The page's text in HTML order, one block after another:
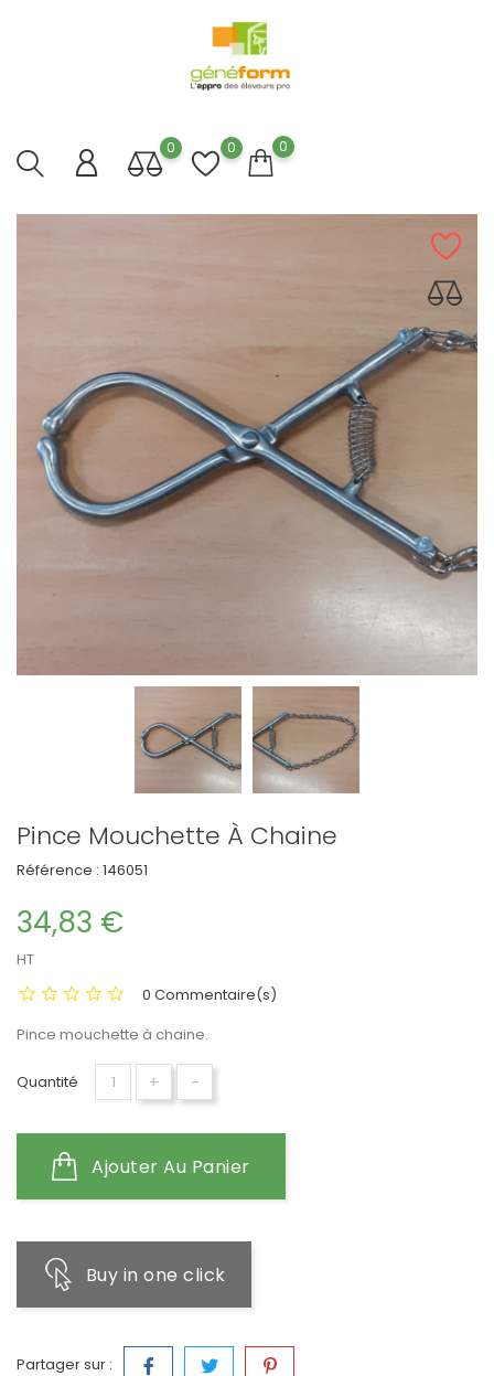
0 0 0
Pince Mouchette À Chaine
Référence : 146051
34,83 €
HT
0 Commentaire(s)
Pince mouchette à chaine.
Quantité + -
Ajouter Au Panier
Buy in one click
Partager sur :